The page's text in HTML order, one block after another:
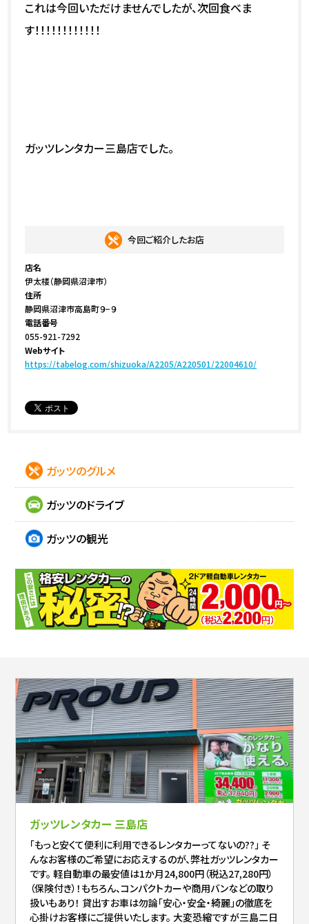
これは今回いただけませんでしたが、次回食べま
す！！！！！！！！！！！！
ガッツレンタカー三島店でした。
今回ご紹介したお店
店名
伊太楼（静岡県沼津市）
住所
静岡県沼津市高島町９−９
電話番号
055-921-7292
Webサイト
https://tabelog.com/shizuoka/A2205/A220501/22004610/
ガッツのグルメ
ガッツのドライブ
ガッツの観光
ガッツレンタカー 三島店
「もっと安くて便利に利用できるレンタカーってないの??」 そ
んなお客様のご希望にお応えするのが、弊社ガッツレンタカー
です。 軽自動車の最安値は1か月24,800円（税込27,280円）
（保険付き）！もちろん、コンパクトカーや商用バンなどの取り
扱いもあり！ 貸出すお車は勿論「安心・安全・綺麗」の徹底を
心掛けお客様にご提供いたします。 大変恐縮ですが三島二日